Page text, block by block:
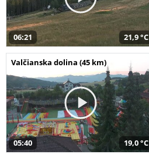
06:21 21,9 °C
Valčianska dolina (45 km)
05:40 19,0 °C